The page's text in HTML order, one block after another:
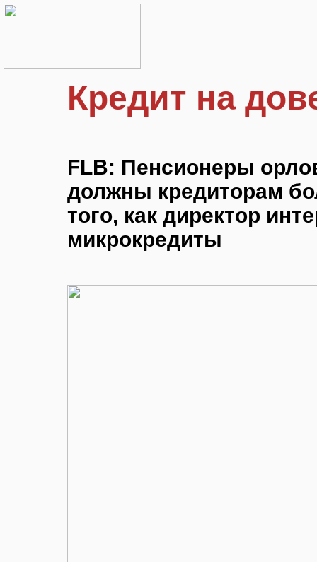
Кредит на
FLB: Пенсионеры
должны кредиторам
того, как директор
микрокредиты